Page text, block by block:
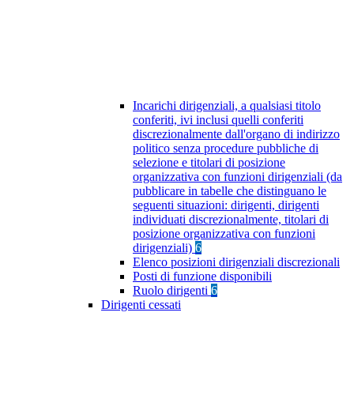
Incarichi dirigenziali, a qualsiasi titolo
conferiti, ivi inclusi quelli conferiti
discrezionalmente dall'organo di indirizzo
politico senza procedure pubbliche di
selezione e titolari di posizione
organizzativa con funzioni dirigenziali (da
pubblicare in tabelle che distinguano le
seguenti situazioni: dirigenti, dirigenti
individuati discrezionalmente, titolari di
posizione organizzativa con funzioni
dirigenziali) 6
Elenco posizioni dirigenziali discrezionali
Posti di funzione disponibili
Ruolo dirigenti 6
Dirigenti cessati